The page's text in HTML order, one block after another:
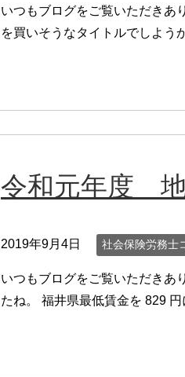
いつもブログをご覧いただき
を買いそうなタイトルでしよう
令和元年度
2019年9月4日 社会保険労務士
いつもブログをご覧いただきあ
たね。 福井県最低賃金を 829